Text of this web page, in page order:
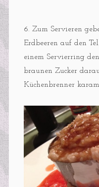
6. Zum Servieren
Erdbeeren auf den
einem Servierring
braunen Zucker
Küchenbrenner